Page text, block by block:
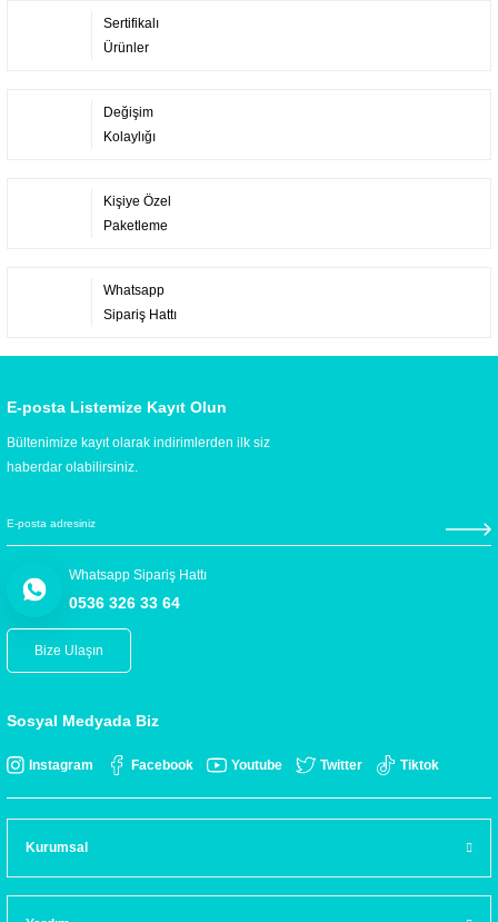
Sertifikalı
Ürünler
Değişim
Kolaylığı
Kişiye Özel
Paketleme
Whatsapp
Sipariş Hattı
E-posta Listemize Kayıt Olun
Bültenimize kayıt olarak indirimlerden ilk siz
haberdar olabilirsiniz.
Whatsapp Sipariş Hattı
0536 326 33 64
Bize Ulaşın
Sosyal Medyada Biz
Instagram Facebook Youtube Twitter Tiktok
Kurumsal